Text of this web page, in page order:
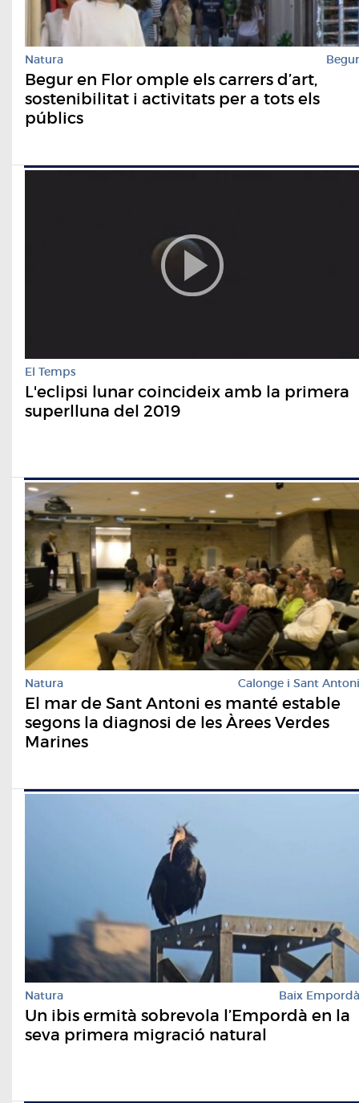
Natura Begur
Begur en Flor omple els carrers d’art,
sostenibilitat i activitats per a tots els
públics
El Temps
L'eclipsi lunar coincideix amb la primera
superlluna del 2019
Natura Calonge i Sant Antoni
El mar de Sant Antoni es manté estable
segons la diagnosi de les Àrees Verdes
Marines
Natura Baix Empordà
Un ibis ermità sobrevola l’Empordà en la
seva primera migració natural